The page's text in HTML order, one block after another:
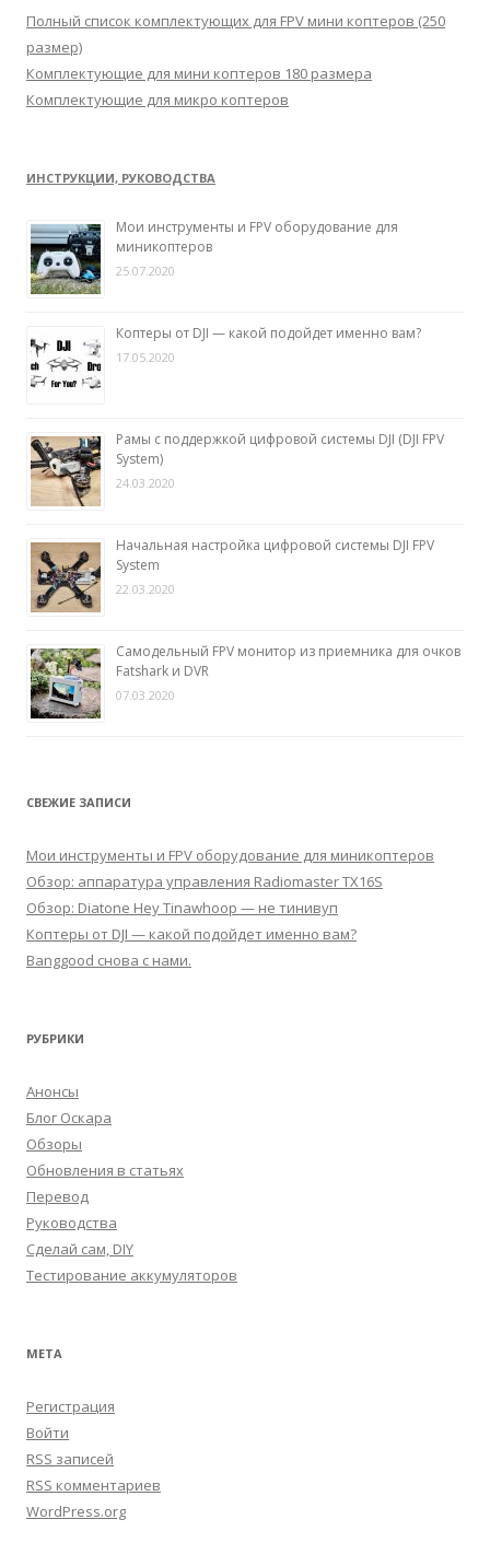
:Полный список комплектующих для FPV мини коптеров (250
размер)
Комплектующие для мини коптеров 180 размера
Комплектующие для микро коптеров
ИНСТРУКЦИИ, РУКОВОДСТВА
Мои инструменты и FPV оборудование для
миникоптеров
25.07.2020
Коптеры от DJI — какой подойдет именно вам?
17.05.2020
Рамы с поддержкой цифровой системы DJI (DJI FPV
System)
24.03.2020
Начальная настройка цифровой системы DJI FPV
System
22.03.2020
Самодельный FPV монитор из приемника для очков
Fatshark и DVR
07.03.2020
СВЕЖИЕ ЗАПИСИ
Мои инструменты и FPV оборудование для миникоптеров
Обзор: аппаратура управления Radiomaster TX16S
Обзор: Diatone Hey Tinawhoop — не тинивуп
Коптеры от DJI — какой подойдет именно вам?
Banggood снова с нами.
РУБРИКИ
Анонсы
Блог Оскара
Обзоры
Обновления в статьях
Перевод
Руководства
Сделай сам, DIY
Тестирование аккумуляторов
МЕТА
Регистрация
Войти
RSS записей
RSS комментариев
WordPress.org